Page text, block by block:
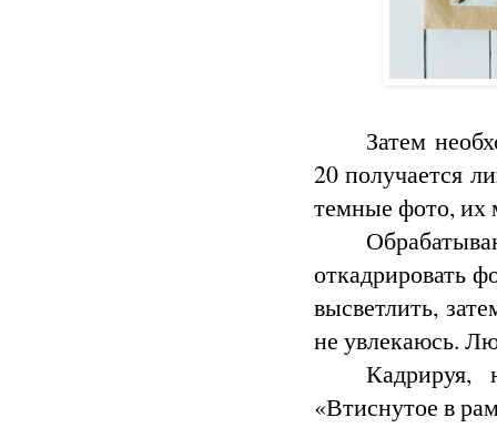
Затем
20 получается
темные фото, их
откадрировать
высветлить,
не увлекаюсь.
Кадрируя,
«Втиснутое в